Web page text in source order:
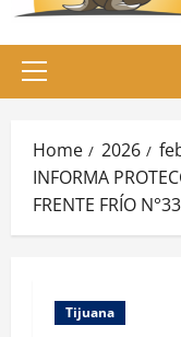
Primary
Home 2026
INFORMA
FRENTE FRÍO N°33
Tijuana